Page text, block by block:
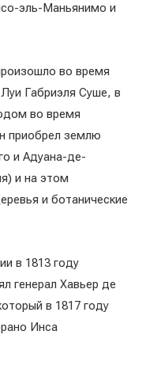
эль-Маньянимо и
во время
Габриэля Суше, в
во время
приобрел землю
и Адуана-де-
и на этом
и ботанические
в 1813 году
генерал Хавьер де
в 1817 году
Инса